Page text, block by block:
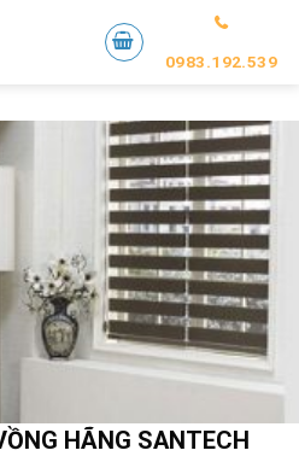
0983.192.539
HÃNG SANTECH